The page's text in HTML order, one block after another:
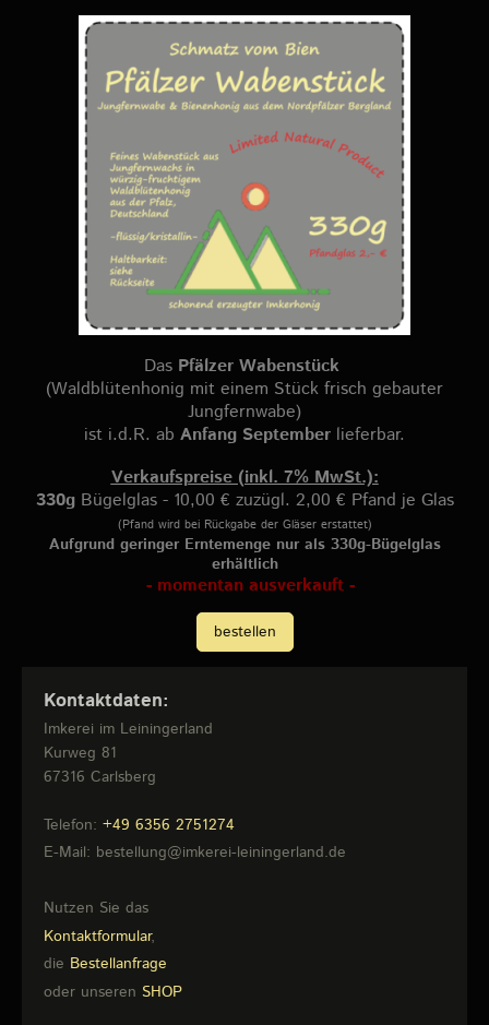
Das Pfälzer Wabenstück
(Waldblütenhonig mit einem Stück frisch gebauter
Jungfernwabe)
ist i.d.R. ab Anfang September lieferbar.
Verkaufspreise (inkl. 7% MwSt.):
330gBügelglas - 10,00 € zuzügl. 2,00 € Pfand je Glas
(Pfand wird bei Rückgabe der Gläser erstattet)
Aufgrund geringer Erntemenge nur als 330g-Bügelglas
erhältlich
- momentan ausverkauft -
bestellen
Kontaktdaten:
Imkerei im Leiningerland
Kurweg 81
67316 Carlsberg
Telefon: +49 6356 2751274
E-Mail: bestellung@imkerei-leiningerland.de
Nutzen Sie das
Kontaktformular,
die Bestellanfrage
oder unseren SHOP